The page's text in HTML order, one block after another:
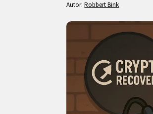
Autor:Robbert Bink